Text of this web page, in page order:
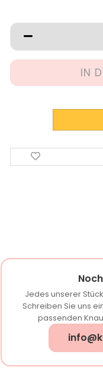
Jedes unserer
Schreiben Sie uns
passenden